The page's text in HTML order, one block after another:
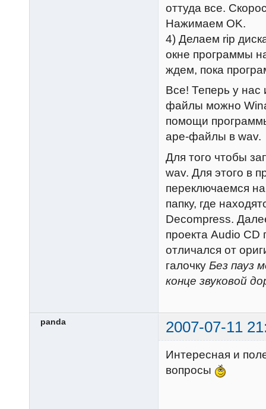
оттуда все.
Нажимаем OK.
4) Делаем rip
окне программы
ждем, пока
Все! Теперь у
файлы можно
помощи
ape-файлы в wav.
Для того чтобы
wav. Для этого в
переключаемся
папку, где
Decompress.
проекта Audio CD
отличался от
галочку Без пауз
конце звуковой
panda 2007-07-11
Интересная и
вопросы